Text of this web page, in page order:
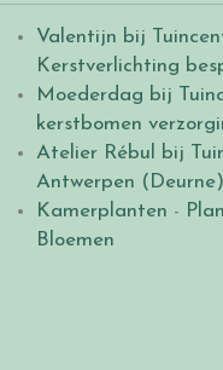
Valentijn bij
Kerstverlichting
Moederdag bij
kerstbomen
Atelier Rébul bij
Antwerpen (Deurne)
Kamerplanten -
Bloemen